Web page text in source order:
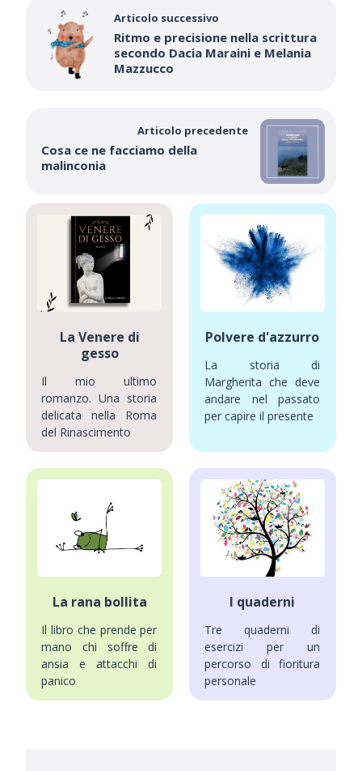
Articolo successivo
Ritmo e precisione nella scrittura
secondo Dacia Maraini e Melania
Mazzucco
Articolo precedente
Cosa ce ne facciamo della
malinconia
La Venere di
gesso
Il mio ultimo
romanzo. Una storia
delicata nella Roma
del Rinascimento
Polvere d'azzurro
La storia di
Margherita che deve
andare nel passato
per capire il presente
La rana bollita
Il libro che prende per
mano chi soffre di
ansia e attacchi di
panico
I quaderni
Tre quaderni di
esercizi per un
percorso di fioritura
personale